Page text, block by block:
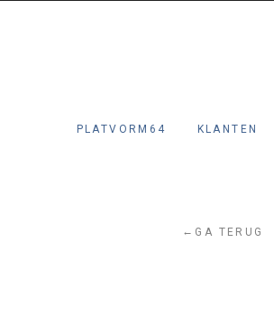
PLATVORM64 KLANTEN
← GA TERUG